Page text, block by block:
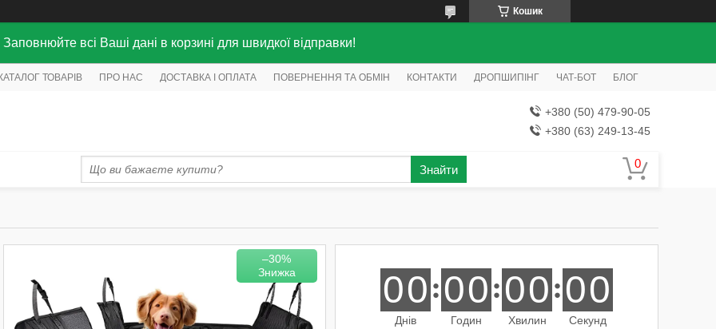
Кошик
Заповнюйте всі Ваші дані в корзині для швидкої відправки!
ТОВАРІВ ПРО НАС ДОСТАВКА І ОПЛАТА ПОВЕРНЕННЯ ТА ОБМІН КОНТАКТИ ДРОПШИПІНГ ЧАТ-БОТ БЛОГ
+380 (50) 479-90-05
+380 (63) 249-13-45
Знайти
–30%
00
Днів
00
Годин
00
Хвилин
00
Секунд